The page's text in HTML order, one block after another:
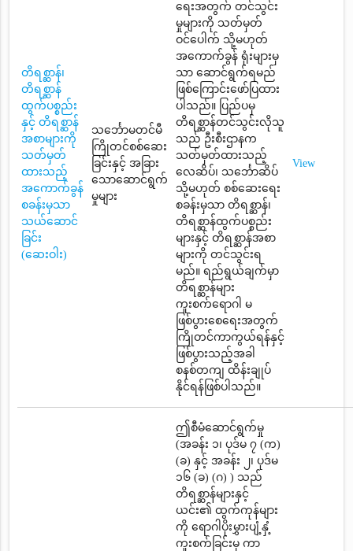
တိရစ္ဆာန်၊
တိရစ္ဆာန်
ထွက်ပစ္စည်း
နှင့် တိရစ္ဆာန်
အစာများကို
သတ်မှတ်
ထားသည့်
အကောက်ခွန်
စခန်းမှသာ
သယ်ဆောင်
ခြင်း
(ဆေးဝါး)
သင်္ဘောမတင်မီ
ကြိုတင်စစ်ဆေး
ခြင်းနှင့် အခြား
သောဆောင်ရွက်
မှုများ
ရေးအတွက် တင်သွင်း
မှုများကို သတ်မှတ်
ဝင်ပေါက် သို့မဟုတ်
အကောက်ခွန် ရုံးများမှ
သာ ဆောင်ရွက်ရမည်
ဖြစ်ကြောင်းဖော်ပြထား
ပါသည်။ ပြည်ပမှ
တိရစ္ဆာန်တင်သွင်းလိုသူ
သည် ဦးစီးဌာနက
သတ်မှတ်ထားသည့်
လေဆိပ်၊ သင်္ဘောဆိပ်
သို့မဟုတ် စစ်ဆေးရေး
စခန်းမှသာ တိရစ္ဆာန်၊
တိရစ္ဆာန်ထွက်ပစ္စည်း
များနှင့် တိရစ္ဆာန်အစာ
များကို တင်သွင်းရ
မည်။ ရည်ရွယ်ချက်မှာ
တိရစ္ဆာန်များ
ကူးစက်ရောဂါ မ
ဖြစ်ပွားစေရေးအတွက်
ကြိုတင်ကာကွယ်ရန်နှင့်
ဖြစ်ပွားသည့်အခါ
စနစ်တကျ ထိန်းချုပ်
နိုင်ရန်ဖြစ်ပါသည်။
View
ဤစီမံဆောင်ရွက်မှု
(အခန်း ၁၊ ပုဒ်မ ၇ (က)
(ခ) နှင့် အခန်း ၂၊ ပုဒ်မ
၁၆ (ခ) (ဂ) ) သည်
တိရစ္ဆာန်များနှင့်
ယင်း၏ ထွက်ကုန်များ
ကို ရောဂါပိုးမွှားပျံ့နှံ့
ကူးစက်ခြင်းမှ ကာ